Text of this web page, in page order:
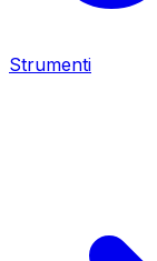
Strumenti